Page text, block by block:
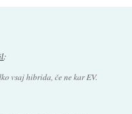
:
vsaj hibrida, če ne kar EV.